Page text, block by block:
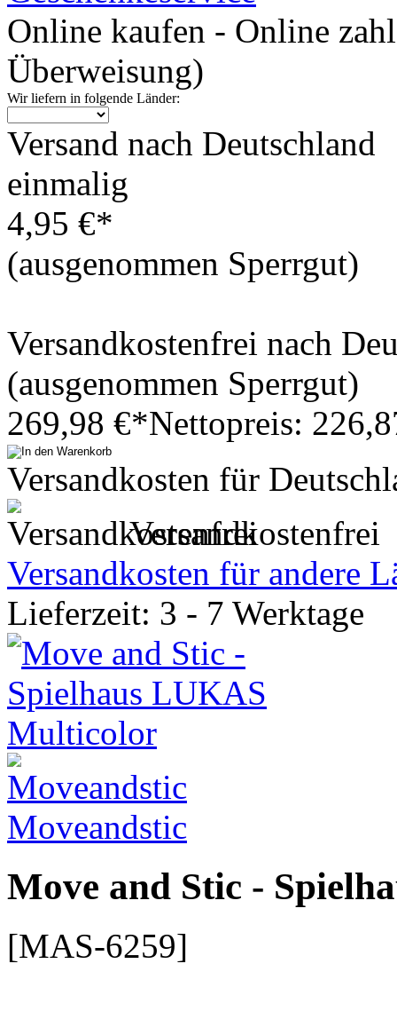
Online kaufen - Online
Überweisung)
Wir liefern in folgende Länder:
Versand nach Deutschland
einmalig
4,95 €*
(ausgenommen Sperrgut)
Versandkostenfrei nach
(ausgenommen Sperrgut)
269,98 €*Nettopreis:
Versandkosten für
Versandkostenfrei
Versandkosten für andere
Lieferzeit: 3 - 7 Werktage
Moveandstic
Move and Stic -
[MAS-6259]